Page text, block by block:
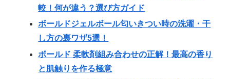
較！何が違う？選び方ガイド
ボールドジェルボール匂いきつい時の洗濯・干
し方の裏ワザ5選！
ボールド 柔軟剤組み合わせの正解！最高の香り
と肌触りを作る極意